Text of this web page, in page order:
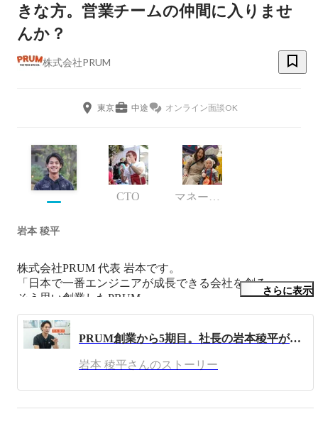
きな方。営業チームの仲間に入りませ
んか？
株式会社PRUM
東京 中途 オンライン面談OK
CTO マネージャー / 人事 / 採用 / 営業
岩本 稜平
株式会社PRUM 代表 岩本です。
「日本で一番エンジニアが成長できる会社を創る」
そう思い創業したPRUM。
今やビジョンに共感してくれて、たくさんのメンバーが集
まってくれています。
す。間違いなくなります。
さらに表示
PRUM創業から5期目。社長の岩本稜平が今考えていること
岩本 稜平さんのストーリー